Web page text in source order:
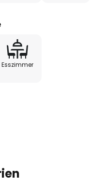
Esszimmer